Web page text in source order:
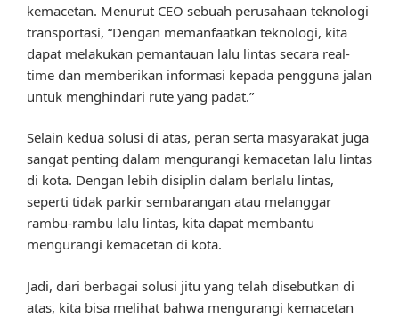
kemacetan. Menurut CEO sebuah perusahaan teknologi
transportasi, “Dengan memanfaatkan teknologi, kita
dapat melakukan pemantauan lalu lintas secara real-
time dan memberikan informasi kepada pengguna jalan
untuk menghindari rute yang padat.”
Selain kedua solusi di atas, peran serta masyarakat juga
sangat penting dalam mengurangi kemacetan lalu lintas
di kota. Dengan lebih disiplin dalam berlalu lintas,
seperti tidak parkir sembarangan atau melanggar
rambu-rambu lalu lintas, kita dapat membantu
mengurangi kemacetan di kota.
Jadi, dari berbagai solusi jitu yang telah disebutkan di
atas, kita bisa melihat bahwa mengurangi kemacetan